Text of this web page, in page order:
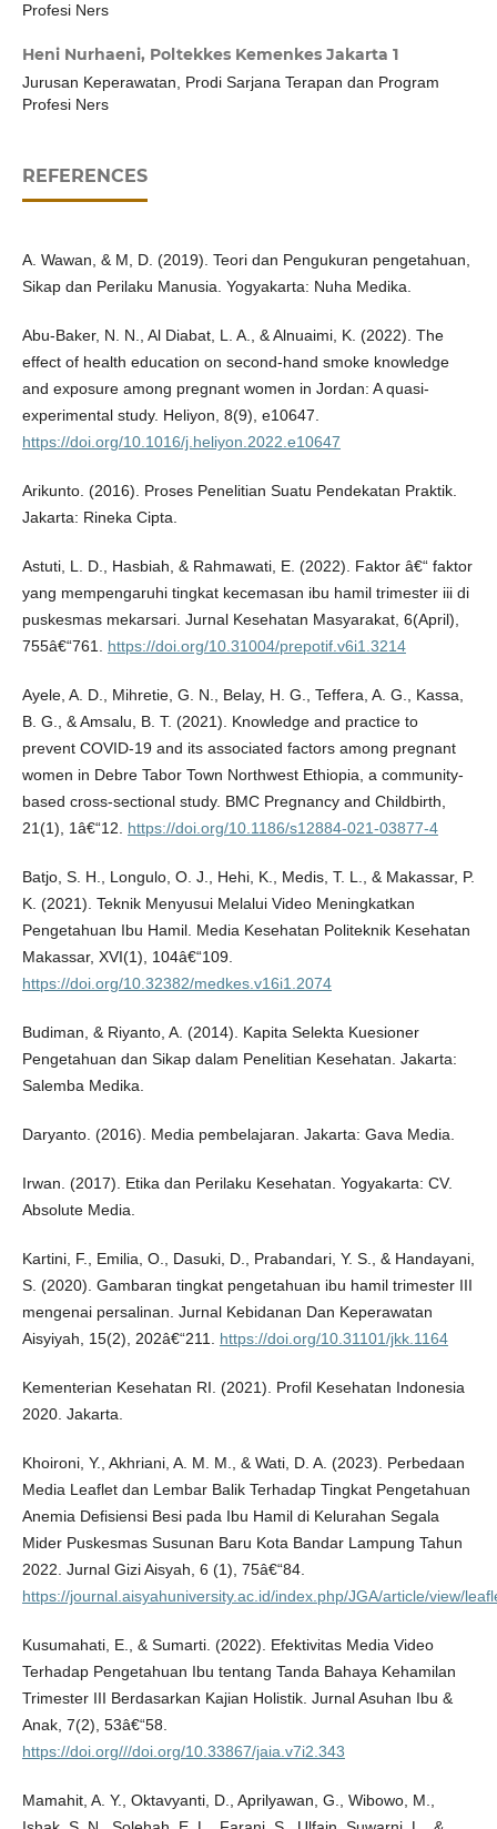
Profesi Ners
Heni Nurhaeni, Poltekkes Kemenkes Jakarta 1
Jurusan Keperawatan, Prodi Sarjana Terapan dan Program
Profesi Ners
REFERENCES
A. Wawan, & M, D. (2019). Teori dan Pengukuran pengetahuan,
Sikap dan Perilaku Manusia. Yogyakarta: Nuha Medika.
Abu-Baker, N. N., Al Diabat, L. A., & Alnuaimi, K. (2022). The
effect of health education on second-hand smoke knowledge
and exposure among pregnant women in Jordan: A quasi-
experimental study. Heliyon, 8(9), e10647.
https://doi.org/10.1016/j.heliyon.2022.e10647
Arikunto. (2016). Proses Penelitian Suatu Pendekatan Praktik.
Jakarta: Rineka Cipta.
Astuti, L. D., Hasbiah, & Rahmawati, E. (2022). Faktor â€“ faktor
yang mempengaruhi tingkat kecemasan ibu hamil trimester iii di
puskesmas mekarsari. Jurnal Kesehatan Masyarakat, 6(April),
755â€“761. https://doi.org/10.31004/prepotif.v6i1.3214
Ayele, A. D., Mihretie, G. N., Belay, H. G., Teffera, A. G., Kassa,
B. G., & Amsalu, B. T. (2021). Knowledge and practice to
prevent COVID-19 and its associated factors among pregnant
women in Debre Tabor Town Northwest Ethiopia, a community-
based cross-sectional study. BMC Pregnancy and Childbirth,
21(1), 1â€“12. https://doi.org/10.1186/s12884-021-03877-4
Batjo, S. H., Longulo, O. J., Hehi, K., Medis, T. L., & Makassar, P.
K. (2021). Teknik Menyusui Melalui Video Meningkatkan
Pengetahuan Ibu Hamil. Media Kesehatan Politeknik Kesehatan
Makassar, XVI(1), 104â€“109.
https://doi.org/10.32382/medkes.v16i1.2074
Budiman, & Riyanto, A. (2014). Kapita Selekta Kuesioner
Pengetahuan dan Sikap dalam Penelitian Kesehatan. Jakarta:
Salemba Medika.
Daryanto. (2016). Media pembelajaran. Jakarta: Gava Media.
Irwan. (2017). Etika dan Perilaku Kesehatan. Yogyakarta: CV.
Absolute Media.
Kartini, F., Emilia, O., Dasuki, D., Prabandari, Y. S., & Handayani,
S. (2020). Gambaran tingkat pengetahuan ibu hamil trimester III
mengenai persalinan. Jurnal Kebidanan Dan Keperawatan
Aisyiyah, 15(2), 202â€“211. https://doi.org/10.31101/jkk.1164
Kementerian Kesehatan RI. (2021). Profil Kesehatan Indonesia
2020. Jakarta.
Khoironi, Y., Akhriani, A. M. M., & Wati, D. A. (2023). Perbedaan
Media Leaflet dan Lembar Balik Terhadap Tingkat Pengetahuan
Anemia Defisiensi Besi pada Ibu Hamil di Kelurahan Segala
Mider Puskesmas Susunan Baru Kota Bandar Lampung Tahun
2022. Jurnal Gizi Aisyah, 6 (1), 75â€“84.
https://journal.aisyahuniversity.ac.id/index.php/JGA/article/view/
Kusumahati, E., & Sumarti. (2022). Efektivitas Media Video
Terhadap Pengetahuan Ibu tentang Tanda Bahaya Kehamilan
Trimester III Berdasarkan Kajian Holistik. Jurnal Asuhan Ibu &
Anak, 7(2), 53â€“58.
https://doi.org///doi.org/10.33867/jaia.v7i2.343
Mamahit, A. Y., Oktavyanti, D., Aprilyawan, G., Wibowo, M.,